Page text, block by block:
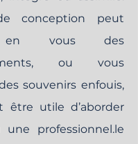
conception peut
en vous des
ou vous
souvenirs enfouis,
être utile d’aborder
professionnel.le